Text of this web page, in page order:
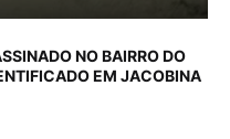
NO BAIRRO DO
EM JACOBINA